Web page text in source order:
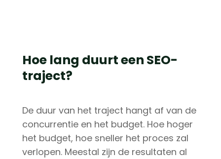
Hoe lang duurt een SEO-
traject?
De duur van het traject hangt af van de
concurrentie en het budget. Hoe hoger
het budget, hoe sneller het proces zal
verlopen. Meestal zijn de resultaten al